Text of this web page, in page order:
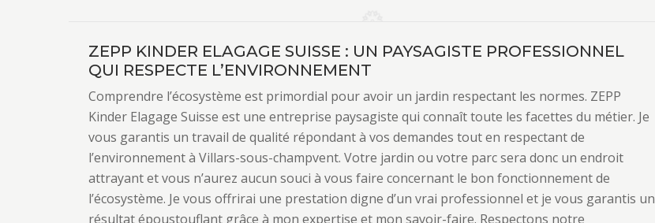
ZEPP KINDER ELAGAGE SUISSE : UN PAYSAGISTE PROFESSIONNEL
QUI RESPECTE L’ENVIRONNEMENT
Comprendre l’écosystème est primordial pour avoir un jardin respectant les normes. ZEPP
Kinder Elagage Suisse est une entreprise paysagiste qui connaît toute les facettes du métier. Je
vous garantis un travail de qualité répondant à vos demandes tout en respectant de
l’environnement à Villars-sous-champvent. Votre jardin ou votre parc sera donc un endroit
attrayant et vous n’aurez aucun souci à vous faire concernant le bon fonctionnement de
l’écosystème. Je vous offrirai une prestation digne d’un vrai professionnel et je vous garantis un
résultat époustouflant grâce à mon expertise et mon savoir-faire. Respectons notre